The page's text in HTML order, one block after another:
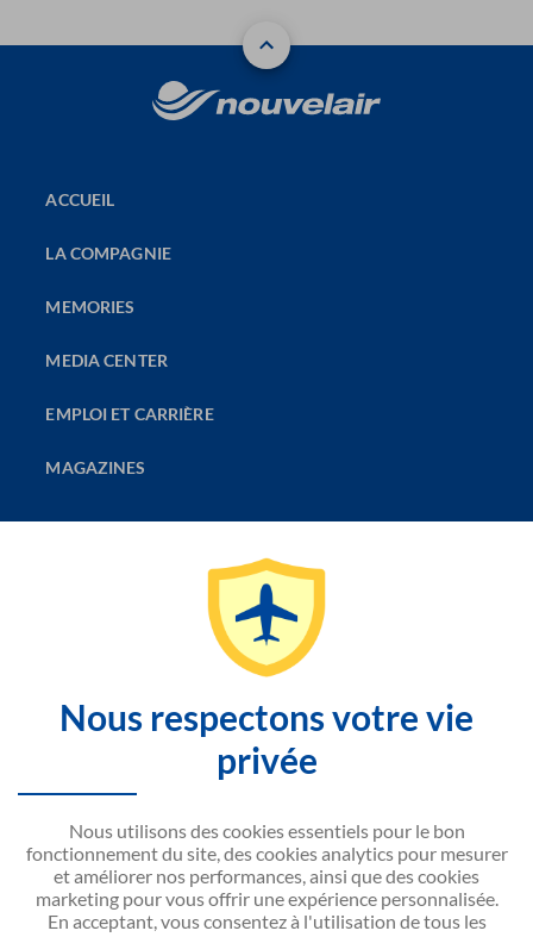
ACCUEIL
LA COMPAGNIE
MEMORIES
MEDIA CENTER
EMPLOI ET CARRIÈRE
MAGAZINES
SITEMAP
Disponible sur
Nous respectons votre vie
privée
Nous utilisons des cookies essentiels pour le bon
fonctionnement du site, des cookies analytics pour mesurer
et améliorer nos performances, ainsi que des cookies
marketing pour vous offrir une expérience personnalisée.
En acceptant, vous consentez à l'utilisation de tous les